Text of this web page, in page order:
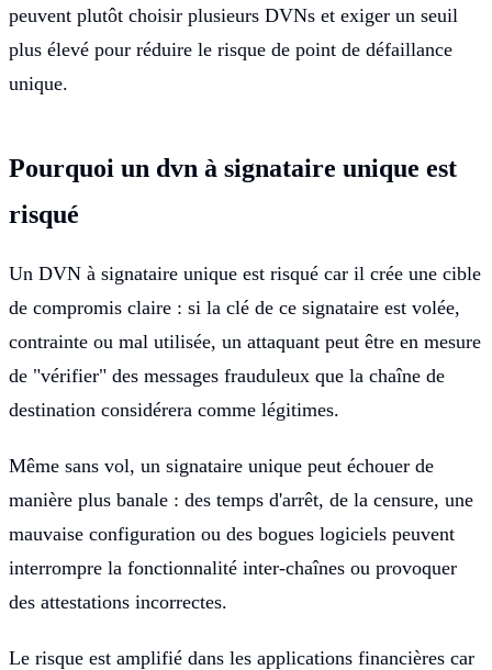
peuvent plutôt choisir plusieurs DVNs et exiger un seuil
plus élevé pour réduire le risque de point de défaillance
unique.
Pourquoi un dvn à signataire unique est
risqué
Un DVN à signataire unique est risqué car il crée une cible
de compromis claire : si la clé de ce signataire est volée,
contrainte ou mal utilisée, un attaquant peut être en mesure
de "vérifier" des messages frauduleux que la chaîne de
destination considérera comme légitimes.
Même sans vol, un signataire unique peut échouer de
manière plus banale : des temps d'arrêt, de la censure, une
mauvaise configuration ou des bogues logiciels peuvent
interrompre la fonctionnalité inter-chaînes ou provoquer
des attestations incorrectes.
Le risque est amplifié dans les applications financières car